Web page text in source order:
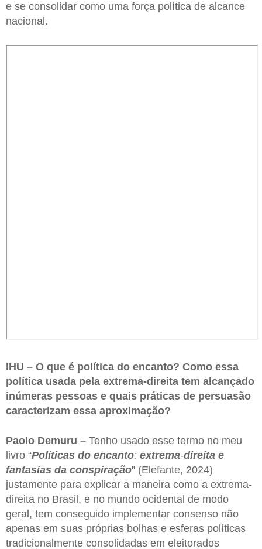
e se consolidar como uma força política de alcance
nacional.
IHU – O que é política do encanto? Como essa
política usada pela extrema-direita tem alcançado
inúmeras pessoas e quais práticas de persuasão
caracterizam essa aproximação?
Paolo Demuru – Tenho usado esse termo no meu
livro “Políticas do encanto: extrema-direita e
fantasias da conspiração” (Elefante, 2024)
justamente para explicar a maneira como a extrema-
direita no Brasil, e no mundo ocidental de modo
geral, tem conseguido implementar consenso não
apenas em suas próprias bolhas e esferas políticas
tradicionalmente consolidadas em eleitorados